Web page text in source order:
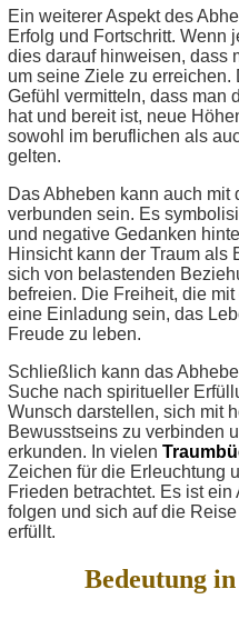
Ein weiterer Aspekt des
Erfolg und Fortschritt. Wenn
dies darauf hinweisen, dass
um seine Ziele zu erreichen.
Gefühl vermitteln, dass man
hat und bereit ist, neue
sowohl im beruflichen als
gelten.
Das Abheben kann auch mit
verbunden sein. Es
und negative Gedanken
Hinsicht kann der Traum als
sich von belastenden
befreien. Die Freiheit, die
eine Einladung sein, das
Freude zu leben.
Schließlich kann das
Suche nach spiritueller
Wunsch darstellen, sich mit
Bewusstseins zu verbinden
erkunden. In vielen
Zeichen für die Erleuchtung
Frieden betrachtet. Es ist
folgen und sich auf die
erfüllt.
Bedeutung